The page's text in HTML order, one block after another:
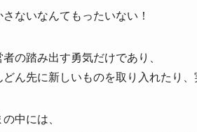
ないなんてもったいない！
の踏み出す勇気だけであり、
ん先に新しいものを取り入れたり
中には、